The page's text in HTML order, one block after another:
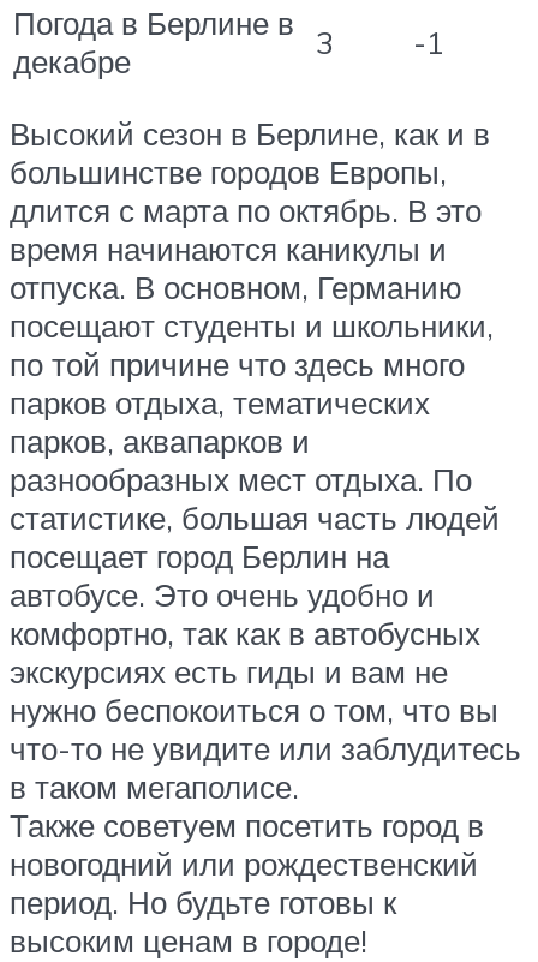
Погода в Берлине в
декабре
3 -1
Высокий сезон в Берлине, как и в
большинстве городов Европы,
длится с марта по октябрь. В это
время начинаются каникулы и
отпуска. В основном, Германию
посещают студенты и школьники,
по той причине что здесь много
парков отдыха, тематических
парков, аквапарков и
разнообразных мест отдыха. По
статистике, большая часть людей
посещает город Берлин на
автобусе. Это очень удобно и
комфортно, так как в автобусных
экскурсиях есть гиды и вам не
нужно беспокоиться о том, что вы
что-то не увидите или заблудитесь
в таком мегаполисе.
Также советуем посетить город в
новогодний или рождественский
период. Но будьте готовы к
высоким ценам в городе!